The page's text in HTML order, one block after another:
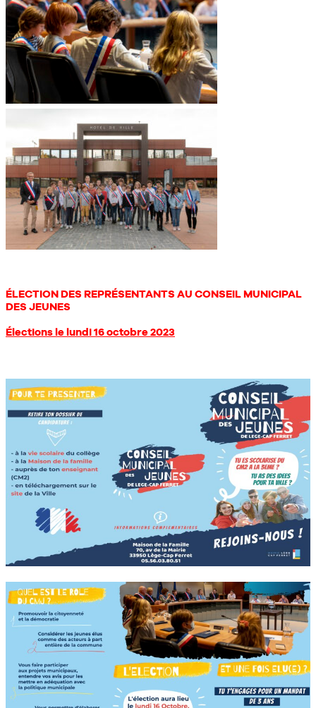
ÉLECTION DES REPRÉSENTANTS AU CONSEIL MUNICIPAL
DES JEUNES
Élections le lundi 16 octobre 2023